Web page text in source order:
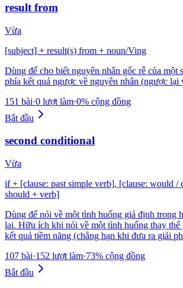
result from
Vừa
[subject] + result(s) from + noun/Ving
Dùng để cho biết nguyên nhân gốc rễ của
phía kết quả ngược về nguyên nhân (ngược
151 bài·0 lượt làm·0% cộng đồng
Bắt đầu
second conditional
Vừa
if + [clause: past simple verb], [clause: would /
should + verb]
Dùng để nói về một tình huống giả định trong
lai. Hữu ích khi nói về một tình huống thay thế
kết quả tiềm năng (chẳng hạn khi đưa ra giải
107 bài·152 lượt làm·73% cộng đồng
Bắt đầu